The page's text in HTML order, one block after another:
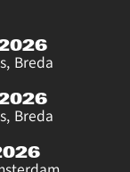
Breda
Breda